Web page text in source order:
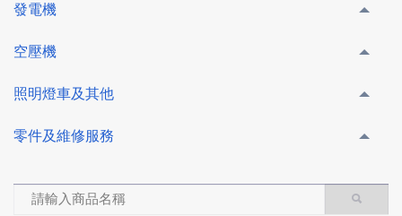
發電機
空壓機
照明燈車及其他
零件及維修服務